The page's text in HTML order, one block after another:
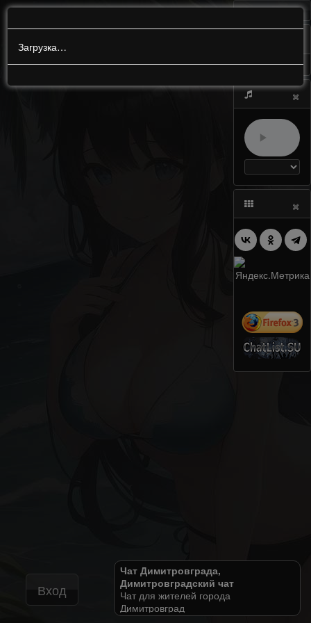
Загрузка…
МЕНЮ
×
×
Вход
Чат Димитровграда,
Димитровградский чат
Чат для жителей города
Димитровград